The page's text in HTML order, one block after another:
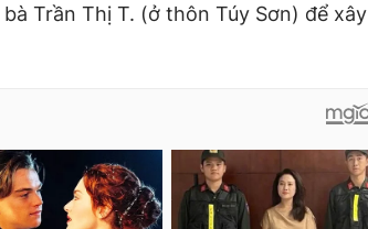
Trần Thị T. (ở thôn Túy Sơn) để xây